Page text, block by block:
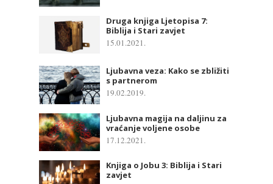
Druga knjiga Ljetopisa 7:
Biblija i Stari zavjet
15.01.2021.
Ljubavna veza: Kako se zbližiti
s partnerom
19.02.2019.
Ljubavna magija na daljinu za
vraćanje voljene osobe
17.12.2021.
Knjiga o Jobu 3: Biblija i Stari
zavjet